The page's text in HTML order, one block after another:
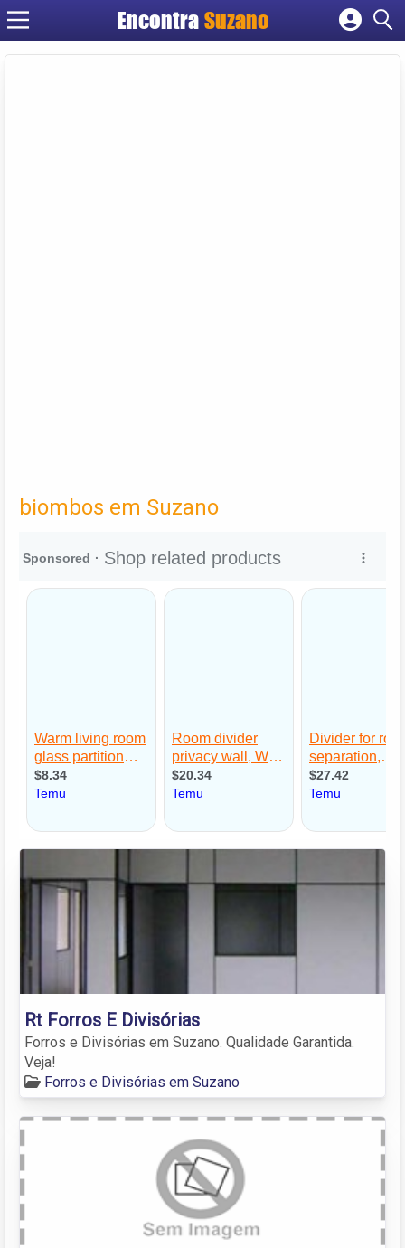
EncontraSuzano
Cadastrar empresa
biombos em Suzano
Rt Forros E Divisórias
Forros e Divisórias em Suzano. Qualidade Garantida.
Veja!
Forros e Divisórias em Suzano